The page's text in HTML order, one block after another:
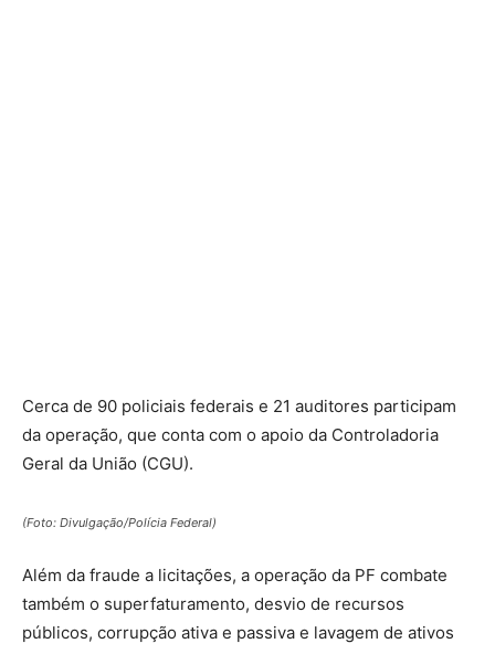
Cerca de 90 policiais federais e 21 auditores participam
da operação, que conta com o apoio da Controladoria
Geral da União (CGU).
(Foto: Divulgação/Polícia Federal)
Além da fraude a licitações, a operação da PF combate
também o superfaturamento, desvio de recursos
públicos, corrupção ativa e passiva e lavagem de ativos